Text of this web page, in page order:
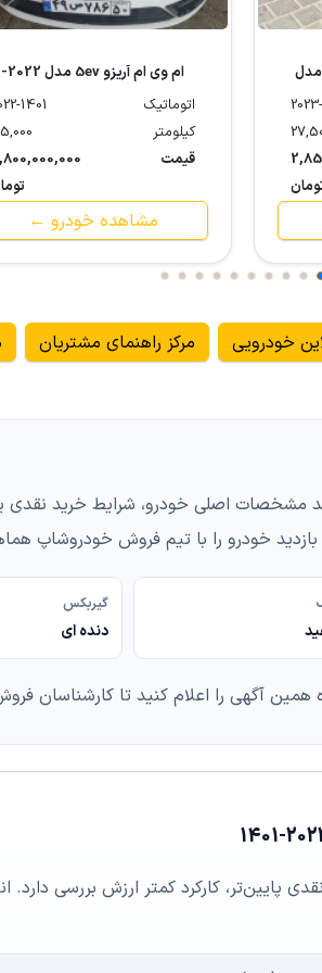
ام وی ام Arrizo 5 sport fl مدل
ام وی ام آریزو 5ev مدل 2022-
اتوماتیک
1401
کیلومتر
قیمت
مشاهده خودرو ←
خودرویی مرکز راهنمای مشتریان
است که می‌خواهند مشخصات اصلی خودرو، شرایط
خودرو را با تیم فروش خودروشاپ
گیربکس
دنده ای
آگهی را اعلام کنید تا کارشناسان
پایین‌تر، کارکرد کمتر ارزش بررسی دارد.